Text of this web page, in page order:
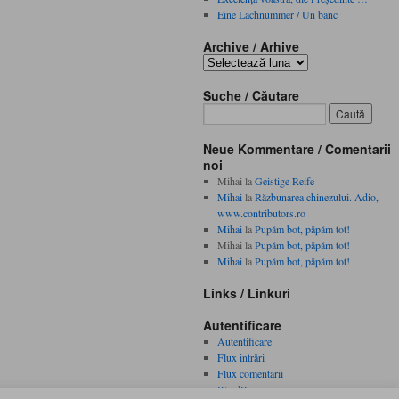
Eine Lachnummer / Un banc
Archive / Arhive
Archive
Arhive
Suche / Căutare
Neue Kommentare / Comentarii
noi
Mihai laGeistige Reife
MihailaRăzbunarea chinezului. Adio,
www.contributors.ro
MihailaPupăm bot, păpăm tot!
Mihai laPupăm bot, păpăm tot!
MihailaPupăm bot, păpăm tot!
Links / Linkuri
Autentificare
Autentificare
Flux intrări
Flux comentarii
WordPress.org